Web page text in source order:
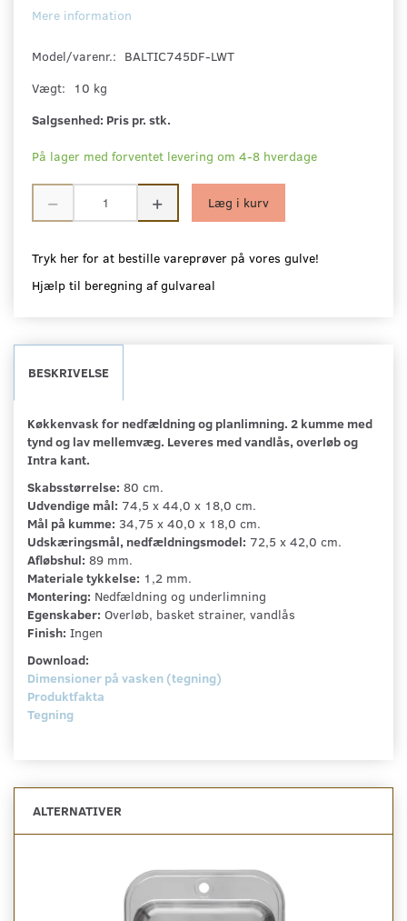
Mere information
Model/varenr.: BALTIC745DF-LWT
Vægt:
10 kg
Salgsenhed: Pris pr. stk.
På lager med forventet levering om 4-8 hverdage
Læg i kurv
Tryk her for at bestille vareprøver på vores gulve!
Hjælp til beregning af gulvareal
BESKRIVELSE
Køkkenvask for nedfældning og planlimning. 2 kumme med
tynd og lav mellemvæg. Leveres med vandlås, overløb og
Intra kant.
Skabsstørrelse: 80 cm.
Udvendige mål: 74,5 x 44,0 x 18,0 cm.
Mål på kumme: 34,75 x 40,0 x 18,0 cm.
Udskæringsmål, nedfældningsmodel: 72,5 x 42,0 cm.
Afløbshul: 89 mm.
Materiale tykkelse: 1,2 mm.
Montering: Nedfældning og underlimning
Egenskaber: Overløb, basket strainer, vandlås
Finish: Ingen
Download:
Dimensioner på vasken (tegning)
Produktfakta
Tegning
ALTERNATIVER